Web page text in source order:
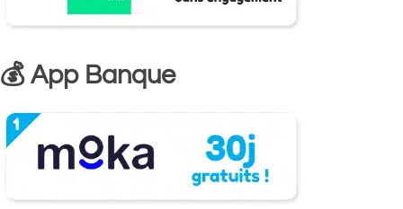
💰 App Banque